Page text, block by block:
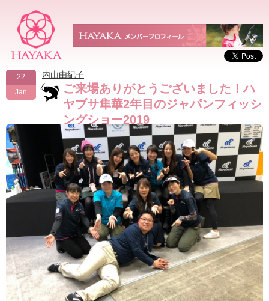
22
Jan
内山由紀子
ご来場ありがとうございました！ハ
ヤブサ隼華2年目のジャパンフィッシ
ングショー2019